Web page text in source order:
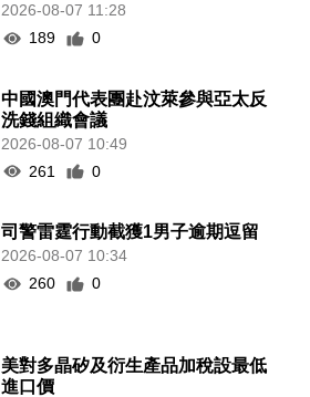
2026-08-07 11:28
189
0
中國澳門代表團赴汶萊參與亞太反
洗錢組織會議
2026-08-07 10:49
261
0
司警雷霆行動截獲1男子逾期逗留
2026-08-07 10:34
260
0
美對多晶矽及衍生產品加稅設最低
進口價